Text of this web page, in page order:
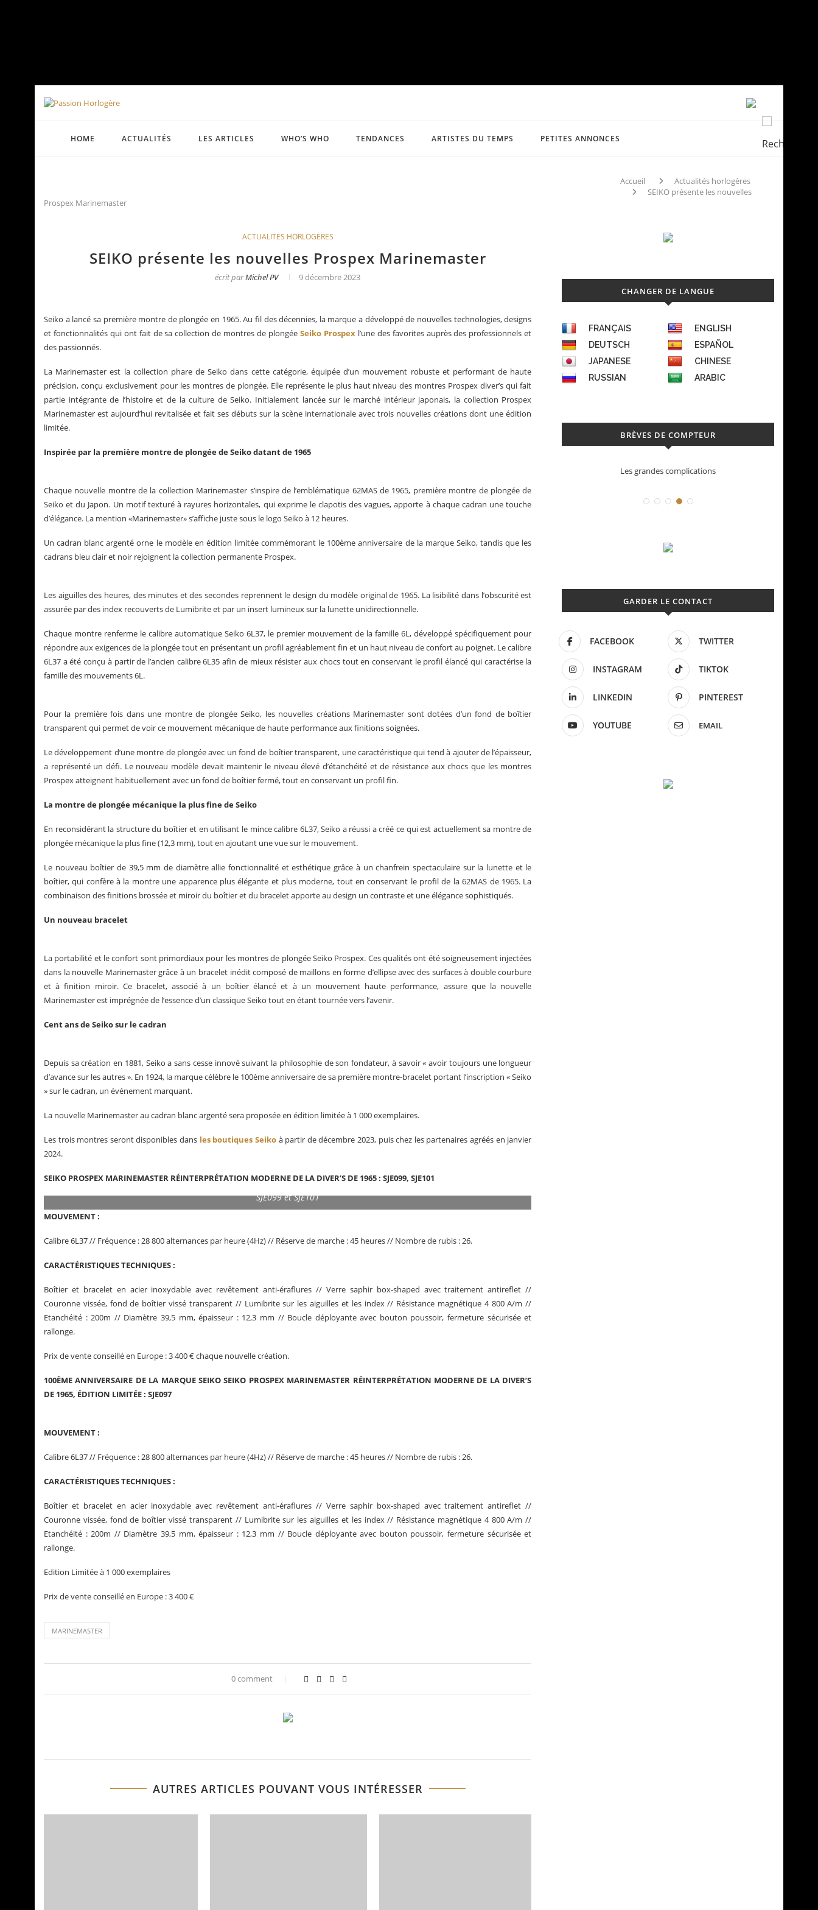
HOME ACTUALITÉS LES ARTICLES WHO’S WHO TENDANCES ARTISTES DU TEMPS PETITES ANNONCES
Accueil
Actualités horlogères
SEIKO présente les nouvelles
Prospex Marinemaster
ACTUALITÉS HORLOGÈRES
SEIKO présente les nouvelles Prospex Marinemaster
écrit parMichel PV 9 décembre 2023
Seiko a lancé sa première montre de plongée en 1965. Au fil des décennies, la marque a développé de nouvelles technologies, designs
et fonctionnalités qui ont fait de sa collection de montres de plongée Seiko Prospex l’une des favorites auprès des professionnels et
des passionnés.
La Marinemaster est la collection phare de Seiko dans cette catégorie, équipée d’un mouvement robuste et performant de haute
précision, conçu exclusivement pour les montres de plongée. Elle représente le plus haut niveau des montres Prospex diver’s qui fait
partie intégrante de l’histoire et de la culture de Seiko. Initialement lancée sur le marché intérieur japonais, la collection Prospex
Marinemaster est aujourd’hui revitalisée et fait ses débuts sur la scène internationale avec trois nouvelles créations dont une édition
limitée.
Inspirée par la première montre de plongée de Seiko datant de 1965
Chaque nouvelle montre de la collection Marinemaster s’inspire de l’emblématique 62MAS de 1965, première montre de plongée de
Seiko et du Japon. Un motif texturé à rayures horizontales, qui exprime le clapotis des vagues, apporte à chaque cadran une touche
d’élégance. La mention «Marinemaster» s’affiche juste sous le logo Seiko à 12 heures.
Un cadran blanc argenté orne le modèle en édition limitée commémorant le 100ème anniversaire de la marque Seiko, tandis que les
cadrans bleu clair et noir rejoignent la collection permanente Prospex.
Les aiguilles des heures, des minutes et des secondes reprennent le design du modèle original de 1965. La lisibilité dans l’obscurité est
assurée par des index recouverts de Lumibrite et par un insert lumineux sur la lunette unidirectionnelle.
Chaque montre renferme le calibre automatique Seiko 6L37, le premier mouvement de la famille 6L, développé spécifiquement pour
répondre aux exigences de la plongée tout en présentant un profil agréablement fin et un haut niveau de confort au poignet. Le calibre
6L37 a été conçu à partir de l’ancien calibre 6L35 afin de mieux résister aux chocs tout en conservant le profil élancé qui caractérise la
famille des mouvements 6L.
Pour la première fois dans une montre de plongée Seiko, les nouvelles créations Marinemaster sont dotées d’un fond de boîtier
transparent qui permet de voir ce mouvement mécanique de haute performance aux finitions soignées.
Le développement d’une montre de plongée avec un fond de boîtier transparent, une caractéristique qui tend à ajouter de l’épaisseur,
a représenté un défi. Le nouveau modèle devait maintenir le niveau élevé d’étanchéité et de résistance aux chocs que les montres
Prospex atteignent habituellement avec un fond de boîtier fermé, tout en conservant un profil fin.
La montre de plongée mécanique la plus fine de Seiko
En reconsidérant la structure du boîtier et en utilisant le mince calibre 6L37, Seiko a réussi a créé ce qui est actuellement sa montre de
plongée mécanique la plus fine (12,3 mm), tout en ajoutant une vue sur le mouvement.
Le nouveau boîtier de 39,5 mm de diamètre allie fonctionnalité et esthétique grâce à un chanfrein spectaculaire sur la lunette et le
boîtier, qui confère à la montre une apparence plus élégante et plus moderne, tout en conservant le profil de la 62MAS de 1965. La
combinaison des finitions brossée et miroir du boîtier et du bracelet apporte au design un contraste et une élégance sophistiqués.
Un nouveau bracelet
La portabilité et le confort sont primordiaux pour les montres de plongée Seiko Prospex. Ces qualités ont été soigneusement injectées
dans la nouvelle Marinemaster grâce à un bracelet inédit composé de maillons en forme d’ellipse avec des surfaces à double courbure
et à finition miroir. Ce bracelet, associé à un boîtier élancé et à un mouvement haute performance, assure que la nouvelle
Marinemaster est imprégnée de l’essence d’un classique Seiko tout en étant tournée vers l’avenir.
Cent ans de Seiko sur le cadran
Depuis sa création en 1881, Seiko a sans cesse innové suivant la philosophie de son fondateur, à savoir « avoir toujours une longueur
d’avance sur les autres ». En 1924, la marque célèbre le 100ème anniversaire de sa première montre-bracelet portant l’inscription « Seiko
» sur le cadran, un événement marquant.
La nouvelle Marinemaster au cadran blanc argenté sera proposée en édition limitée à 1 000 exemplaires.
Les trois montres seront disponibles dans les boutiques Seikoà partir de décembre 2023, puis chez les partenaires agréés en janvier
2024.
SEIKO PROSPEX MARINEMASTER RÉINTERPRÉTATION MODERNE DE LA DIVER’S DE 1965 : SJE099, SJE101
SJE099 et SJE101
MOUVEMENT :
Calibre 6L37 // Fréquence : 28 800 alternances par heure (4Hz) // Réserve de marche : 45 heures // Nombre de rubis : 26.
CARACTÉRISTIQUES TECHNIQUES :
Boîtier et bracelet en acier inoxydable avec revêtement anti-éraflures // Verre saphir box-shaped avec traitement antireflet //
Couronne vissée, fond de boîtier vissé transparent // Lumibrite sur les aiguilles et les index // Résistance magnétique 4 800 A/m //
Etanchéité : 200m // Diamètre 39,5 mm, épaisseur : 12,3 mm // Boucle déployante avec bouton poussoir, fermeture sécurisée et
rallonge.
Prix de vente conseillé en Europe : 3 400 € chaque nouvelle création.
100ÈME ANNIVERSAIRE DE LA MARQUE SEIKO SEIKO PROSPEX MARINEMASTER RÉINTERPRÉTATION MODERNE DE LA DIVER’S
DE 1965, ÉDITION LIMITÉE : SJE097
MOUVEMENT :
Calibre 6L37 // Fréquence : 28 800 alternances par heure (4Hz) // Réserve de marche : 45 heures // Nombre de rubis : 26.
CARACTÉRISTIQUES TECHNIQUES :
Boîtier et bracelet en acier inoxydable avec revêtement anti-éraflures // Verre saphir box-shaped avec traitement antireflet //
Couronne vissée, fond de boîtier vissé transparent // Lumibrite sur les aiguilles et les index // Résistance magnétique 4 800 A/m //
Etanchéité : 200m // Diamètre 39,5 mm, épaisseur : 12,3 mm // Boucle déployante avec bouton poussoir, fermeture sécurisée et
rallonge.
Edition Limitée à 1 000 exemplaires
Prix de vente conseillé en Europe : 3 400 €
MARINEMASTER
0 comment
AUTRES ARTICLES POUVANT VOUS INTÉRESSER
CHANGER DE LANGUE
FRANÇAIS
ENGLISH
DEUTSCH
ESPAÑOL
JAPANESE
CHINESE
RUSSIAN
ARABIC
BRÈVES DE COMPTEUR
Déconstruction Parmigiani Fleurier
GARDER LE CONTACT
FACEBOOK TWITTER
INSTAGRAM TIKTOK
LINKEDIN PINTEREST
YOUTUBE EMAIL